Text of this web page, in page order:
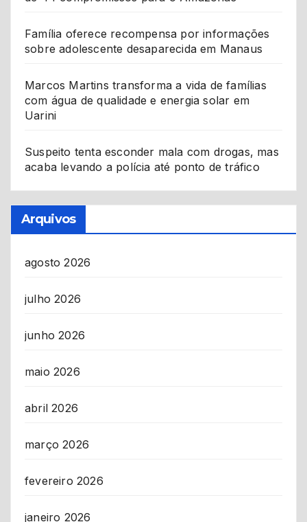
Família oferece recompensa por informações
sobre adolescente desaparecida em Manaus
Marcos Martins transforma a vida de famílias
com água de qualidade e energia solar em
Uarini
Suspeito tenta esconder mala com drogas, mas
acaba levando a polícia até ponto de tráfico
Arquivos
agosto 2026
julho 2026
junho 2026
maio 2026
abril 2026
março 2026
fevereiro 2026
janeiro 2026